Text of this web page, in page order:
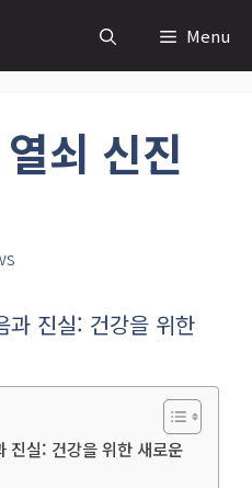
Menu
쇠 신진
과 진실: 건강을 위한
진실: 건강을 위한 새로운